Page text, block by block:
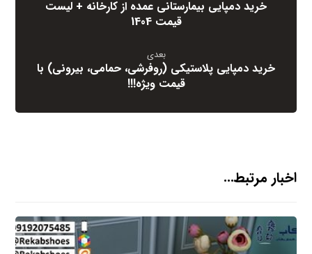
خرید دمپایی بیمارستانی عمده از کارخانه + لیست
قیمت 1404
بعدی
خرید دمپایی پلاستیکی (روفرشی، حمامی، بیرونی) با
قیمت ویژه!!!
اخبار مرتبط...